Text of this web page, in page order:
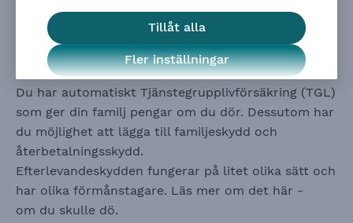
har gjort ett val.
Så fungerar
efterlevandeskydden
Du har automatiskt Tjänstegrupplivförsäkring (TGL)
som ger din familj pengar om du dör. Dessutom har
du möjlighet att lägga till familjeskydd och
återbetalningsskydd.
Efterlevandeskydden fungerar på litet olika sätt och
har olika förmånstagare. Läs mer om det här -
om du skulle dö.
Tillåt alla
Fler inställningar